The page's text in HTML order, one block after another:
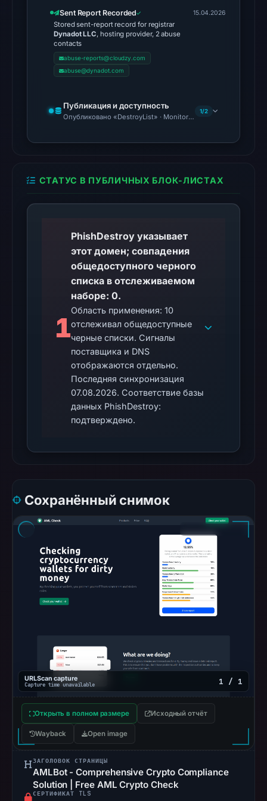
at
01:46
UTC.
Reachability
alone
establish
the
No
external
blocklist
matches
were
recorded
in
snapshot
from
Aug
7,
2026
02:20
Google
Safe
recorded
flag
on
Apr
UTC.
AlienVault
OTX
recorded
0
community
on
Sent Report Recorded
Stored sent-report record for registrar
Dynadot LLC, hosting provider, 2 abuse
contacts
abuse-reports@cloudzy.com
abuse@dynadot.com
15.04.2026
Публикация и доступность
Опубликовано «DestroyList» · Monitoring Continues
1/2
СТАТУС В ПУБЛИЧНЫХ БЛОК-ЛИСТАХ
1
PhishDestroy указывает
этот домен; совпадения
общедоступного черного
списка в отслеживаемом
наборе: 0.
Область применения: 10
отслеживал общедоступные
черные списки. Сигналы
поставщика и DNS
отображаются отдельно.
Последняя синхронизация
07.08.2026. Соответствие базы
данных PhishDestroy:
подтверждено.
Сохранённый снимок
URLScan capture
Capture time unavailable 1 / 1
Открыть в полном размере Исходный отчёт
Wayback Open image
ЗАГОЛОВОК СТРАНИЦЫ
AMLBot - Comprehensive Crypto Compliance
Solution | Free AML Crypto Check
СЕРТИФИКАТ TLS